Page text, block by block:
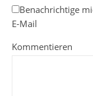
Benachrichtige
E-Mail
Kommentieren